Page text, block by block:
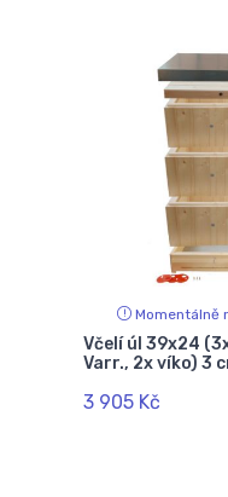
Momentálně
Včelí úl 39x24
Varr., 2x víko) 3
3 905 Kč